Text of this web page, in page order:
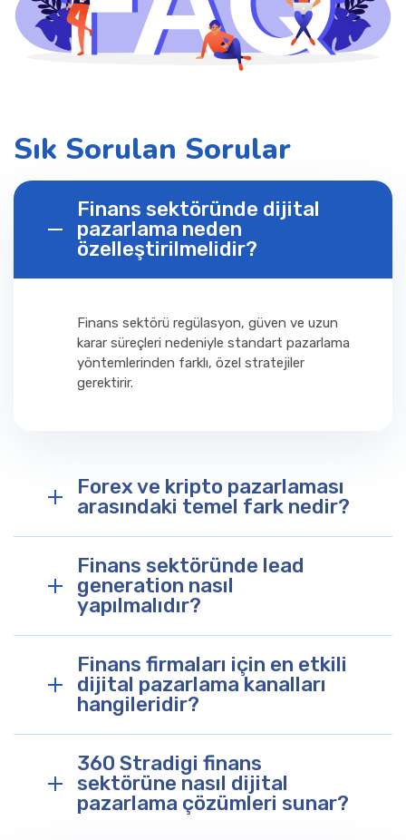
Sık Sorulan Sorular
Finans sektöründe dijital
pazarlama neden
özelleştirilmelidir?
Finans sektörü regülasyon, güven ve uzun
karar süreçleri nedeniyle standart pazarlama
yöntemlerinden farklı, özel stratejiler
gerektirir.
Forex ve kripto pazarlaması
arasındaki temel fark nedir?
Finans sektöründe lead
generation nasıl
yapılmalıdır?
Finans firmaları için en etkili
dijital pazarlama kanalları
hangileridir?
360 Stradigi finans
sektörüne nasıl dijital
pazarlama çözümleri sunar?